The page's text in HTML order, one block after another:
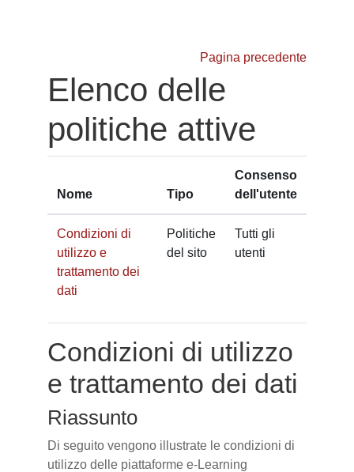
Pagina precedente
Elenco delle
politiche attive
Nome Tipo
Consenso
dell'utente
Condizioni di
utilizzo e
trattamento dei
dati
Politiche
del sito
Tutti gli
utenti
Condizioni di utilizzo
e trattamento dei dati
Riassunto
Di seguito vengono illustrate le condizioni di
utilizzo delle piattaforme e-Learning